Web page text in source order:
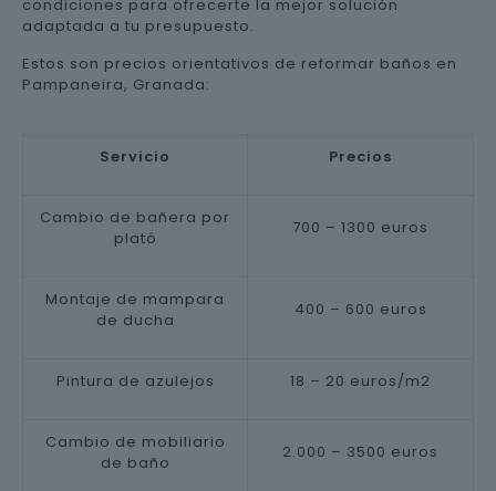
condiciones para ofrecerte la mejor solución
adaptada a tu presupuesto.
Estos son precios orientativos de reformar baños en
Pampaneira, Granada:
Servicio Precios
Cambio de bañera por
plató
700 – 1300 euros
Montaje de mampara
de ducha
400 – 600 euros
Pintura de azulejos 18 – 20 euros/m2
Cambio de mobiliario
de baño
2.000 – 3500 euros